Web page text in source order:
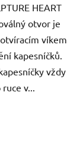
HEART
otvor je
víkem
kapesníčků.
vždy
v...